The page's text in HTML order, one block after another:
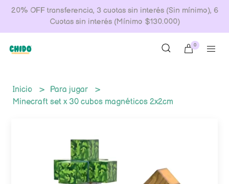
20% OFF transferencia, 3 cuotas sin interés (Sin mínimo), 6
Cuotas sin interés (Mínimo $130.000)
0
Inicio
Para jugar
Minecraft set x 30 cubos magnéticos 2x2cm